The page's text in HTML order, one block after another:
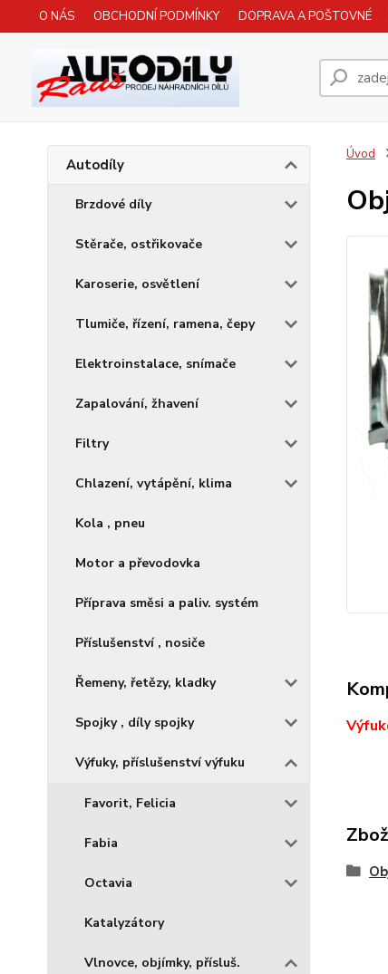
O NÁS OBCHODNÍ PODMÍNKY DOPRAVA A POŠTOVNÉ
Autodíly
Brzdové díly
Stěrače, ostřikovače
Karoserie, osvětlení
Tlumiče, řízení, ramena, čepy
Elektroinstalace, snímače
Zapalování, žhavení
Filtry
Chlazení, vytápění, klima
Kola , pneu
Motor a převodovka
Příprava směsi a paliv. systém
Příslušenství , nosiče
Řemeny, řetězy, kladky
Spojky , díly spojky
Výfuky, příslušenství výfuku
Favorit, Felicia
Fabia
Octavia
Katalyzátory
Vlnovce, objímky, přísluš.
Úvod